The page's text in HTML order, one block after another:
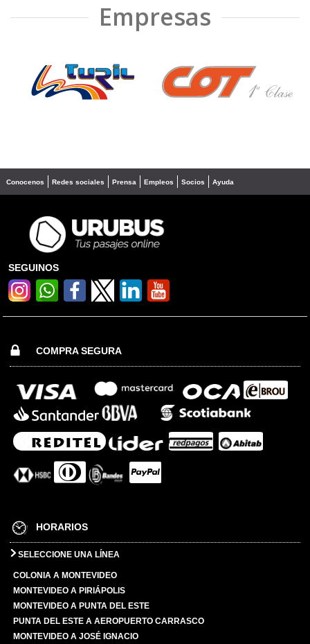
Empresas
❮ ❯
Conocenos Redes sociales Prensa Empleos Socios Ayuda
SEGUINOS
COMPRA SEGURA
HORARIOS
SELECCIONE UNA LÍNEA
COLONIA A MONTEVIDEO
MONTEVIDEO A PIRIÁPOLIS
MONTEVIDEO A PUNTA DEL ESTE
PUNTA DEL ESTE A AEROPUERTO CARRASCO
MONTEVIDEO A JOSÉ IGNACIO